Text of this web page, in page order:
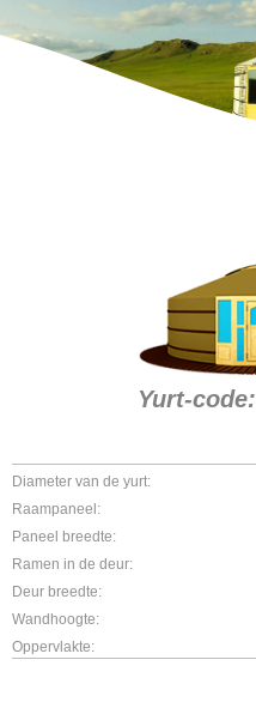
Yurt-code:
Diameter van de yurt:
Raampaneel:
Paneel breedte:
Ramen in de deur:
Deur breedte:
Wandhoogte:
Oppervlakte: